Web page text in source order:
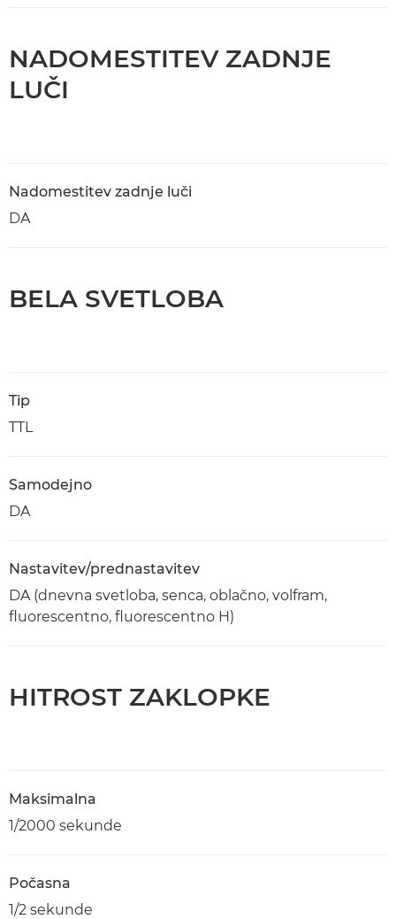
NADOMESTITEV ZADNJE
LUČI
Nadomestitev zadnje luči
DA
BELA SVETLOBA
Tip
TTL
Samodejno
DA
Nastavitev/prednastavitev
DA (dnevna svetloba, senca, oblačno, volfram,
fluorescentno, fluorescentno H)
HITROST ZAKLOPKE
Maksimalna
1/2000 sekunde
Počasna
1/2 sekunde